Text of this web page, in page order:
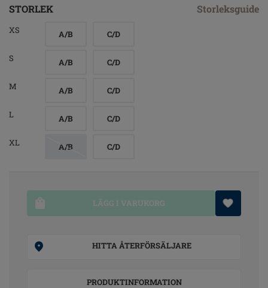
STORLEK Storleksguide
XS A/B C/D
S A/B C/D
M A/B C/D
L A/B C/D
XL A/B C/D
LÄGG I VARUKORG
HITTA ÅTERFÖRSÄLJARE
PRODUKTINFORMATION